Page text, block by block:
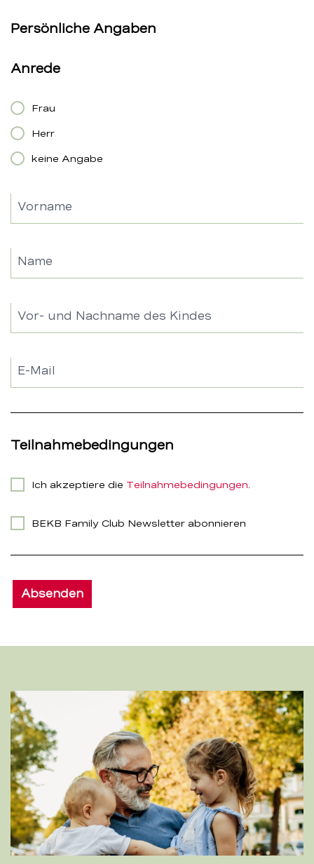
Persönliche Angaben
Anrede
Frau
Herr
keine Angabe
Vorname
Name
Vor- und Nachname des Kindes
E-Mail
Teilnahmebedingungen
Ich akzeptiere die Teilnahmebedingungen
BEKB Family Club Newsletter abonnieren
Absenden